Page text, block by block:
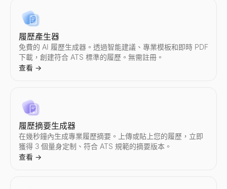
查看→
Instagram 審計
Instagram 報價計算器
估算 Instagram 網紅每條贊助帖子的定價。分析互動率、受眾質
查看 →
查看→
TikTok 審計
尋找 TikTok 創作者
按國家和領域發現 TikTok 網紅。按行業、地區和互動資料篩選
查看 →
查看→
YouTube 審計
尋找 YouTube 創作者
按國家和領域發現 YouTube 網紅。按行業、地區和互動資料篩
查看 →
查看→
Twitter/X 互動率計算器
Twitter/X 審計
即時審計任意 Twitter/X 賬號。獲取互動率、平均點贊數、轉發數
查看 →
查看→
LinkedIn 貼文預覽
LinkedIn 摘要產生器
免費 AI LinkedIn 摘要產生器。輸入您的職位和技能，幾秒鐘內
查看 →
查看→
免費電子郵件驗證工具
電子郵件查找器
透過姓名 + 公司查找任何人的商業電子郵件。免費電子郵件查找
查看 →
查看→
購買訊號解碼器
職位信號解碼器
貼上職位發布——解碼擴張、技術棧、痛點以及如何聯繫。
查看 →
履歷產生器
免費的 AI 履歷生成器。透過智能建議、專業模板和即時 PDF
下載，創建符合 ATS 標準的履歷。無需註冊。
查看 →
履歷摘要生成器
在幾秒鐘內生成專業履歷摘要。上傳或貼上您的履歷，立即
獲得 3 個量身定制、符合 ATS 規範的摘要版本。
查看 →